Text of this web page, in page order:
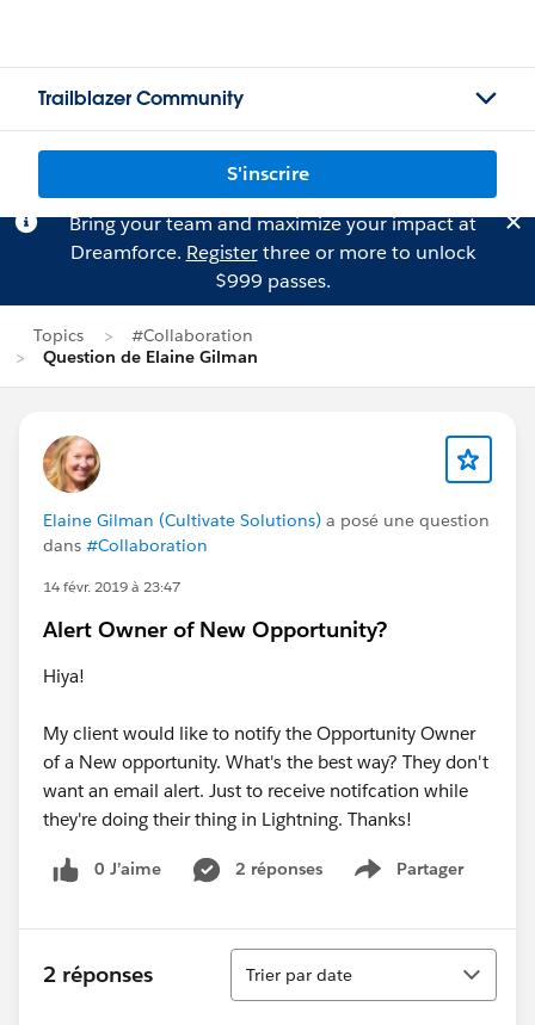
Trailblazer Community
S'inscrire
Bring your team and maximize your impact at
Dreamforce. Registerthree or more to unlock
$999 passes.
Topics
#Collaboration
Question de Elaine Gilman
Elaine Gilman (Cultivate Solutions) a posé une question
dans #Collaboration
14 févr. 2019 à 23:47
Alert Owner of New Opportunity?
Hiya!
My client would like to notify the Opportunity Owner
of a New opportunity. What's the best way? They don't
want an email alert. Just to receive notifcation while
they're doing their thing in Lightning. Thanks!
0 J’aime 2 réponses Partager
Show menu
2 réponses
Tri
Trier par date